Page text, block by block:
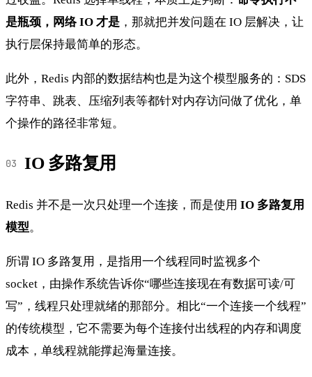
是瓶颈，网络 IO 才是 ，那就把并发问题在 IO 层解决，让
执行层保持最简单的形态。
此外，Redis 内部的数据结构也是为这个模型服务的：SDS
字符串、跳表、压缩列表等都针对内存访问做了优化，单
个操作的路径非常短。
IO 多路复用
Redis 并不是一次只处理一个连接，而是使用 IO 多路复用
模型。
所谓 IO 多路复用，是指用一个线程同时监视多个
socket，由操作系统告诉你“哪些连接现在有数据可读/可
写”，线程只处理就绪的那部分。相比“一个连接一个线程”
的传统模型，它不需要为每个连接付出线程的内存和调度
成本，单线程就能撑起海量连接。